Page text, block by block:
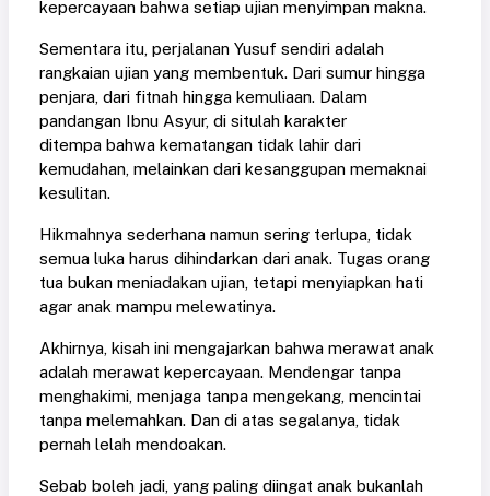
kepercayaan bahwa setiap ujian menyimpan makna.
Sementara itu, perjalanan Yusuf sendiri adalah
rangkaian ujian yang membentuk. Dari sumur hingga
penjara, dari fitnah hingga kemuliaan. Dalam
pandangan Ibnu Asyur, di situlah karakter
ditempa bahwa kematangan tidak lahir dari
kemudahan, melainkan dari kesanggupan memaknai
kesulitan.
Hikmahnya sederhana namun sering terlupa, tidak
semua luka harus dihindarkan dari anak. Tugas orang
tua bukan meniadakan ujian, tetapi menyiapkan hati
agar anak mampu melewatinya.
Akhirnya, kisah ini mengajarkan bahwa merawat anak
adalah merawat kepercayaan. Mendengar tanpa
menghakimi, menjaga tanpa mengekang, mencintai
tanpa melemahkan. Dan di atas segalanya, tidak
pernah lelah mendoakan.
Sebab boleh jadi, yang paling diingat anak bukanlah